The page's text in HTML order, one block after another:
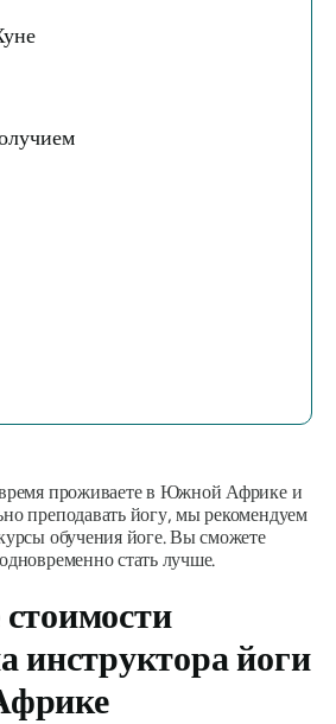
проживаете в Южной Африке и
преподавать йогу, мы рекомендуем
обучения йоге. Вы сможете
стать лучше.
инструктора йоги